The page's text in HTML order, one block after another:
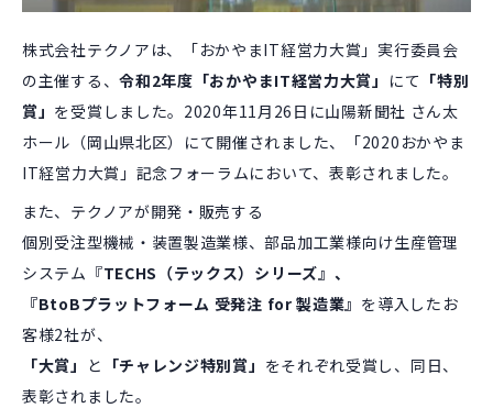
株式会社テクノアは、「おかやまIT経営力大賞」実行委員会
の主催する、令和2年度「おかやまIT経営力大賞」 にて 「特別
賞」 を受賞しました。2020年11月26日に山陽新聞社 さん太
ホール（岡山県北区）にて開催されました、「2020おかやま
IT経営力大賞」記念フォーラムにおいて、表彰されました。
また、テクノアが開発・販売する
個別受注型機械・装置製造業様、部品加工業様向け生産管理
システム『TECHS（テックス）シリーズ』、
『BtoBプラットフォーム 受発注 for 製造業』 を導入したお
客様2社が、
「大賞」 と 「チャレンジ特別賞」 をそれぞれ受賞し、同日、
表彰されました。